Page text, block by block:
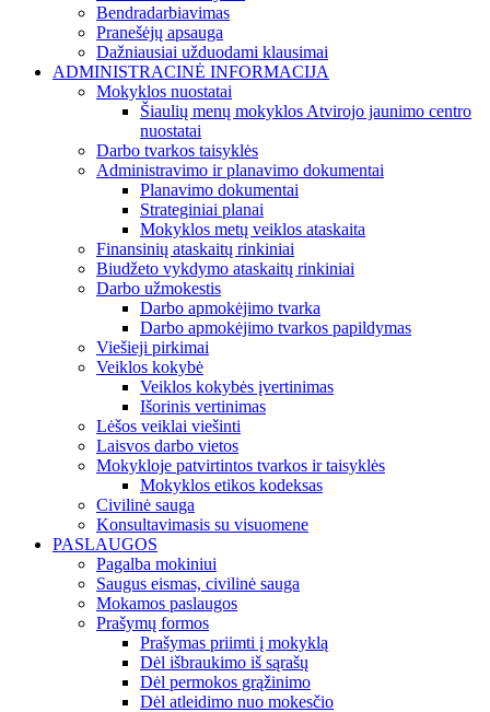
Bendradarbiavimas
Pranešėjų apsauga
Dažniausiai užduodami klausimai
ADMINISTRACINĖ INFORMACIJA
Mokyklos nuostatai
Šiaulių menų mokyklos Atvirojo jaunimo centro
nuostatai
Darbo tvarkos taisyklės
Administravimo ir planavimo dokumentai
Planavimo dokumentai
Strateginiai planai
Mokyklos metų veiklos ataskaita
Finansinių ataskaitų rinkiniai
Biudžeto vykdymo ataskaitų rinkiniai
Darbo užmokestis
Darbo apmokėjimo tvarka
Darbo apmokėjimo tvarkos papildymas
Viešieji pirkimai
Veiklos kokybė
Veiklos kokybės įvertinimas
Išorinis vertinimas
Lėšos veiklai viešinti
Laisvos darbo vietos
Mokykloje patvirtintos tvarkos ir taisyklės
Mokyklos etikos kodeksas
Civilinė sauga
Konsultavimasis su visuomene
PASLAUGOS
Pagalba mokiniui
Saugus eismas, civilinė sauga
Mokamos paslaugos
Prašymų formos
Prašymas priimti į mokyklą
Dėl išbraukimo iš sąrašų
Dėl permokos grąžinimo
Dėl atleidimo nuo mokesčio